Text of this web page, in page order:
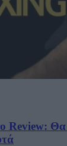
Review: Θα